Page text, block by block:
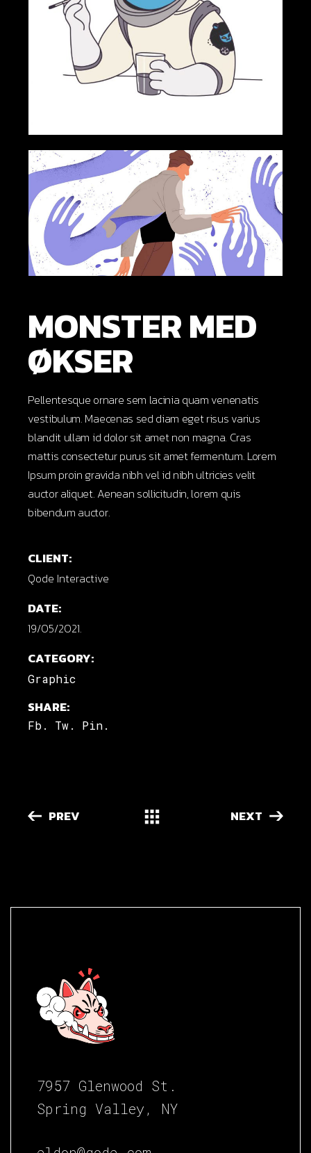
MONSTER MED
ØKSER
Pellentesque ornare sem lacinia quam venenatis
vestibulum. Maecenas sed diam eget risus varius
blandit ullam id dolor sit amet non magna. Cras
mattis consectetur purus sit amet fermentum. Lorem
Ipsum proin gravida nibh vel id nibh ultricies velit
auctor aliquet. Aenean sollicitudin, lorem quis
bibendum auctor.
CLIENT:
Qode Interactive
DATE:
19/05/2021.
CATEGORY:
Graphic
SHARE:
Fb. Tw. Pin.
PREV NEXT
7957 Glenwood St.
Spring Valley, NY